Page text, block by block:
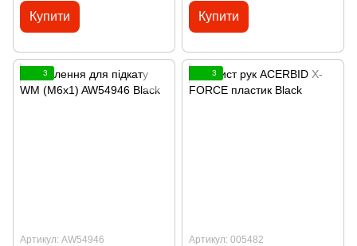
Купити Купити
3
Артикул: AW54946
3
Артикул: 005482